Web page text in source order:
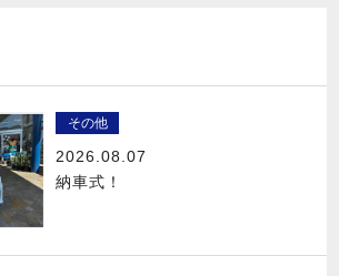
その他
2026.08.07
納車式！